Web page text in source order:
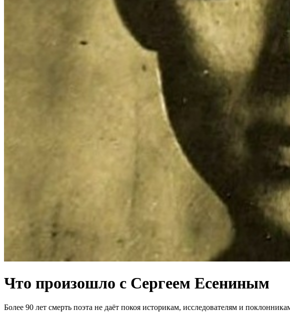
Что произошло с Сергеем Есениным
Более 90 лет смерть поэта не даёт покоя историкам, исследователям и